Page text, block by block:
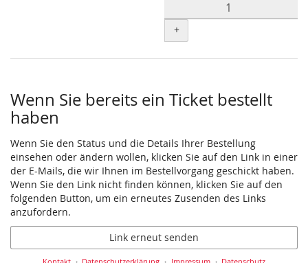
+
Wenn Sie bereits ein Ticket bestellt
haben
Wenn Sie den Status und die Details Ihrer Bestellung
einsehen oder ändern wollen, klicken Sie auf den Link in einer
der E-Mails, die wir Ihnen im Bestellvorgang geschickt haben.
Wenn Sie den Link nicht finden können, klicken Sie auf den
folgenden Button, um ein erneutes Zusenden des Links
anzufordern.
Link erneut senden